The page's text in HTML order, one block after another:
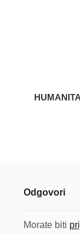
Odgovori
Morate biti